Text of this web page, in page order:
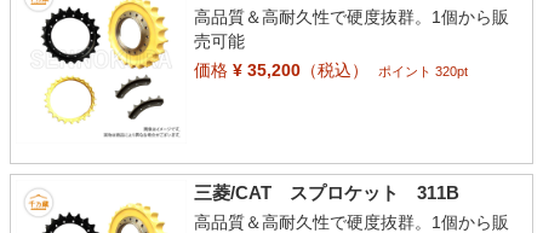
高品質＆高耐久性で硬度抜群。1個から販
売可能
価格¥ 35,200（税込） ポイント 320pt
三菱/CAT スプロケット 311B
高品質＆高耐久性で硬度抜群。1個から販